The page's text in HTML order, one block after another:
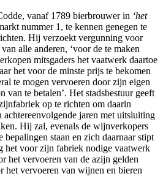
vanaf 1789 bierbrouwer in ‘het
nummer 1, te kennen genegen te
Hij verzoekt vergunning voor
alle anderen, ‘voor de te maken
mitsgaders het vaatwerk daartoe
het voor de minste prijs te bekomen
te mogen vervoeren door zijn eigen
van te betalen’. Het stadsbestuur geeft
op te richten om daarin
achtereenvolgende jaren met uitsluiting
Hij zal, evenals de wijnverkopers
bepalingen staan en zich daarnaar stipt
het voor zijn fabriek nodige vaatwerk
het vervoeren van de azijn gelden
het vervoeren van wijnen en bieren